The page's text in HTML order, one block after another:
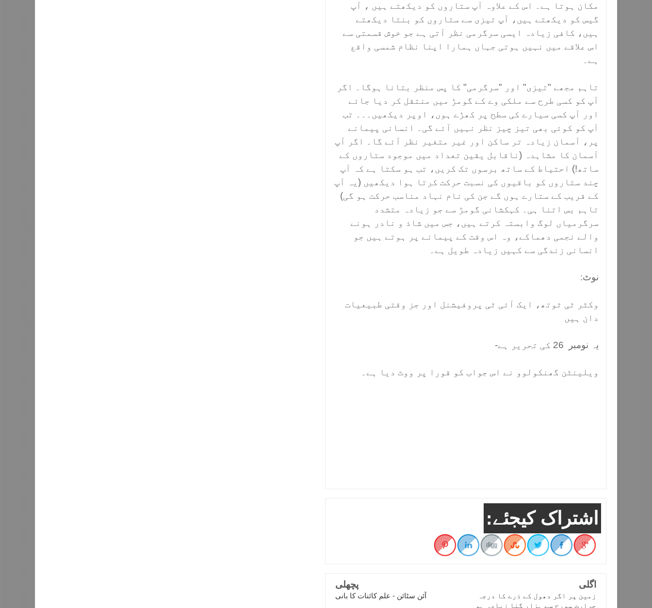
مکان ہوتا ہے۔ اس کے علاوہ آپ ستاروں کو دیکھتے ہیں ، آپ
گیس کو دیکھتے ہیں، آپ تیزی سے ستاروں کو بنتا دیکھتے
ہیں، کافی زیادہ ایسی سرگرمی نظر آتی ہے جو خوش قسمتی سے
اس علاقے میں نہیں ہوتی جہاں ہمارا اپنا نظام شمسی واقع
ہے۔
تاہم مجھے "تیزی" اور "سرگرمی" کا پس منظر بتانا ہوگا۔ اگر
آپ کو کسی طرح سے ملکی وے کے گومڑ میں منتقل کر دیا جائے
اور آپ کسی سیارے کی سطح پر کھڑے ہوں، اوپر دیکھیں۔۔۔ تب
آپ کو کوئی بھی تیز چیز نظر نہیں آئے گی۔ انسانی پیمانے
پر، آسمان زیادہ تر ساکن اور غیر متغیر نظر آئے گا۔ اگر آپ
آسمان کا مشاہدہ (ناقابل یقین تعداد میں موجود ستاروں کے
ساتھ!) احتیاط کے ساتھ برسوں تک کریں، تب ہو سکتا ہے کہ آپ
چند ستاروں کو باقیوں کی نسبت حرکت کرتا ہوا دیکھیں (یہ آپ
کے قریب کے ستارے ہوں گے جن کی نام نہاد مناسب حرکت ہو گی)
تاہم بس اتنا ہی۔ کہکشانی گومڑ سے جو زیادہ متشدد
سرگرمیاں لوگ وابستہ کرتے ہیں، جس میں شاذ و نادر ہونے
والے نجمی دھماکے، وہ اس وقت کے پیمانے پر ہوتے ہیں جو
انسانی زندگی سے کہیں زیادہ طویل ہے۔
نوٹ:
وکٹر ٹی ٹوتھ، ایک آئی ٹی پروفیشنل اور جز وقتی طبیعیات
دان ہیں
یہ نومبر 26 کی تحریر ہے-
ویلینٹن گھنکولوو نے اس جواب کو قورا پر ووٹ دیا ہے۔
اشتراک کیجئے:
اگلی
زمین پر اگر دھول کے ذرے کا درجہ
حرارت سورج سے ہزار گنا زیادہ ہو
پچھلی
آئن سٹائن - علم کائنات کا بانی